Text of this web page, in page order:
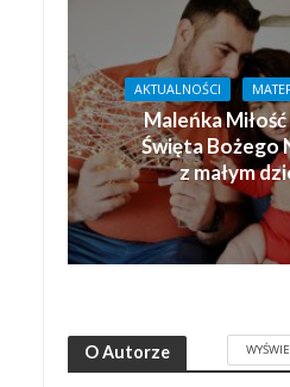
AKTUALNOŚCI
Maleńka
Święta Bożego
z małym
O Autorze